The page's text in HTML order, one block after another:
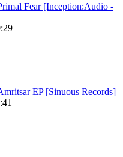
Fear [Inception:Audio -
EP [Sinuous Records]